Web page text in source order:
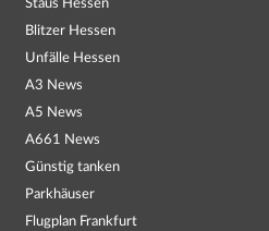
Staus Hessen
Blitzer Hessen
Unfälle Hessen
A3 News
A5 News
A661 News
Günstig tanken
Parkhäuser
Flugplan Frankfurt